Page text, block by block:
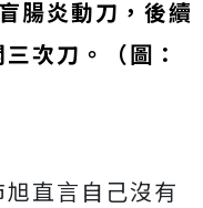
腸炎動刀，後續
次刀。（圖：
直言自己沒有